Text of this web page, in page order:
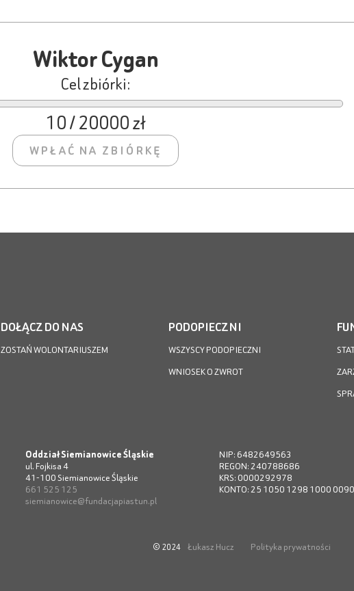
Wiktor Cygan
Cel zbiórki:
10 / 20000 zł
WPŁAĆ NA ZBIÓRKĘ
DOŁĄCZ DO NAS
ZOSTAŃ WOLONTARIUSZEM
PODOPIECZNI
WSZYSCY PODOPIECZNI
WNIOSEK O ZWROT
Oddział Siemianowice Śląskie
ul. Fojkisa 4
41-100 Siemianowice Śląskie
661 525 125
siemianowice@fundacjapiastun.pl
NIP: 6482649563
REGON: 240788686
KRS: 0000292978
KONTO: 25 1050 1298 1000
© 2024 Łukasz Hucz Polityka prywatności